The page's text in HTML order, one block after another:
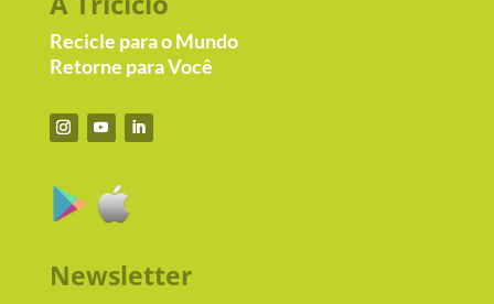
Recicle para o Mundo
Retorne para Você
Newsletter